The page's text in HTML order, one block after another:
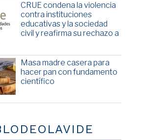
CRUE condena la violencia
contra instituciones
educativas y la sociedad
civil y reafirma su rechazo a
Masa madre casera para
hacer pan con fundamento
científico